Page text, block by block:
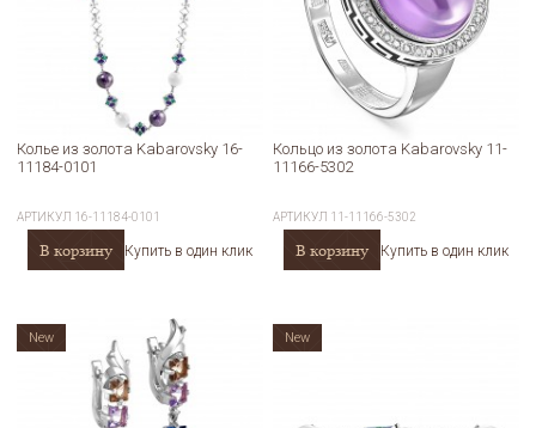
Колье из золота Kabarovsky 16-
11184-0101
АРТИКУЛ 16-11184-0101
В корзину Купить в один клик
Кольцо из золота Kabarovsky 11-
11166-5302
АРТИКУЛ 11-11166-5302
В корзину Купить в один клик
New New